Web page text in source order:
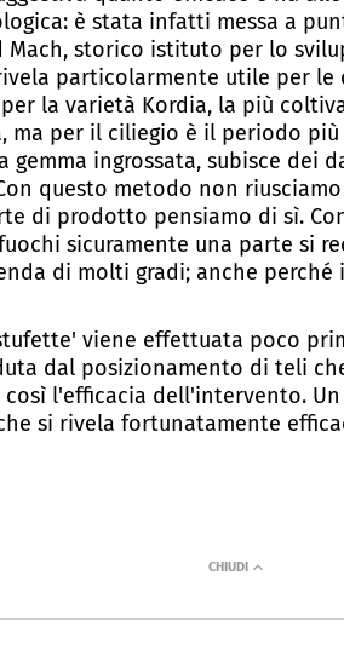
è stata infatti messa a
Mach, storico istituto per lo
particolarmente utile per
la varietà Kordia, la più
ma per il ciliegio è il periodo
gemma ingrossata, subisce dei
questo metodo non
di prodotto pensiamo di sì.
sicuramente una parte si
di molti gradi; anche
viene effettuata poco
dal posizionamento di teli
così l'efficacia dell'intervento.
si rivela fortunatamente